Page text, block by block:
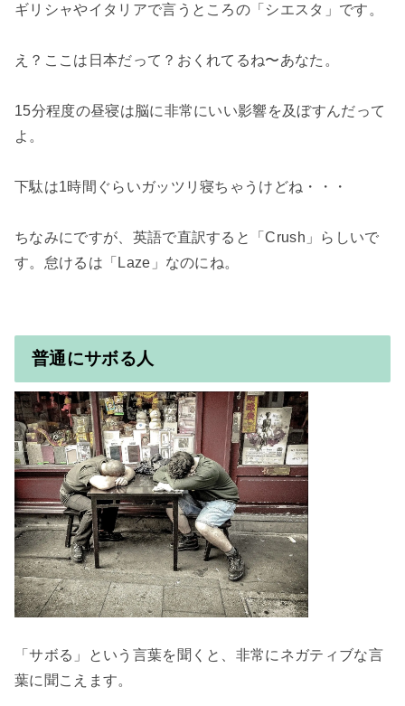
ギリシャやイタリアで言うところの「シエスタ」です。
え？ここは日本だって？おくれてるね〜あなた。
15分程度の昼寝は脳に非常にいい影響を及ぼすんだって
よ。
下駄は1時間ぐらいガッツリ寝ちゃうけどね・・・
ちなみにですが、英語で直訳すると「Crush」らしいで
す。怠けるは「Laze」なのにね。
普通にサボる人
「サボる」という言葉を聞くと、非常にネガティブな言
葉に聞こえます。